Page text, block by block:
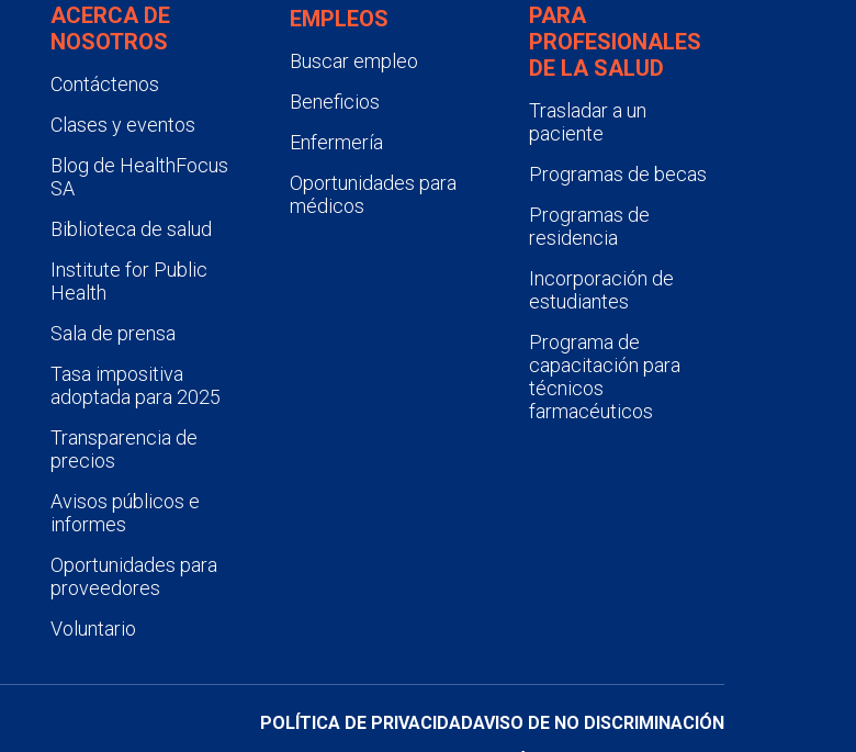
ACERCA DE
NOSOTROS
Contáctenos
Clases y eventos
Blog de HealthFocus
SA
Biblioteca de salud
Institute for Public
Health
Sala de prensa
Tasa impositiva
adoptada para 2025
Transparencia de
precios
Avisos públicos e
informes
Oportunidades para
proveedores
Voluntario
EMPLEOS
Buscar empleo
Beneficios
Enfermería
Oportunidades para
médicos
PARA
PROFESIONALES
DE LA SALUD
Trasladar a un
paciente
Programas de becas
Programas de
residencia
Incorporación de
estudiantes
Programa de
capacitación para
técnicos
farmacéuticos
POLÍTICA DE PRIVACIDADAVISO DE NO DISCRIMINACIÓN